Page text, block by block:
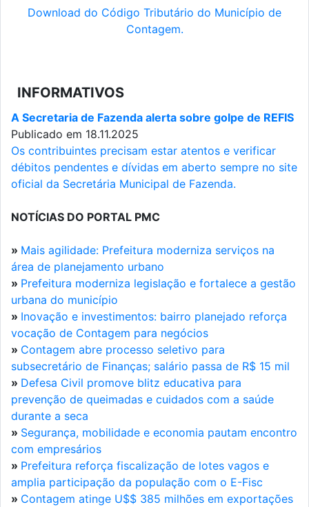
Download do Código Tributário do Município de
Contagem.
INFORMATIVOS
A Secretaria de Fazenda alerta sobre golpe de REFIS
Publicado em 18.11.2025
Os contribuintes precisam estar atentos e verificar
débitos pendentes e dívidas em aberto sempre no site
oficial da Secretária Municipal de Fazenda.
NOTÍCIAS DO PORTAL PMC
» Mais agilidade: Prefeitura moderniza serviços na
área de planejamento urbano
» Prefeitura moderniza legislação e fortalece a gestão
urbana do município
» Inovação e investimentos: bairro planejado reforça
vocação de Contagem para negócios
» Contagem abre processo seletivo para
subsecretário de Finanças; salário passa de R$ 15 mil
» Defesa Civil promove blitz educativa para
prevenção de queimadas e cuidados com a saúde
durante a seca
» Segurança, mobilidade e economia pautam encontro
com empresários
» Prefeitura reforça fiscalização de lotes vagos e
amplia participação da população com o E-Fisc
» Contagem atinge U$$ 385 milhões em exportações